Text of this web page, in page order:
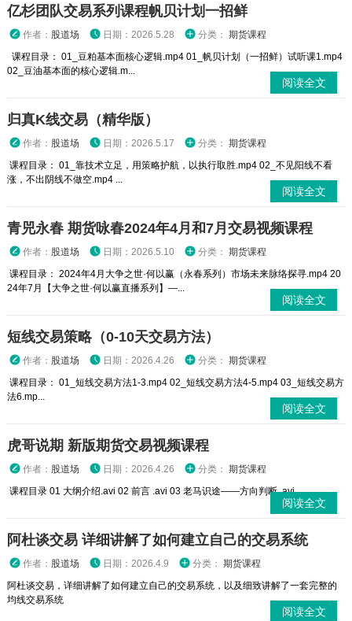
亿杉团队交易系列课程帆贝计划一招鲜
作者： 股道场 日期：2026.5.28 分类： 期货课程
课程目录： 01_豆粕基本面核心逻辑.mp4 01_帆贝计划（一招鲜）试听课1.mp4
02_豆油基本面的核心逻辑.m...
阅读全文
归真K线交易（精华版）
作者： 股道场 日期：2026.5.17 分类： 期货课程
课程目录： 01_靠技术立足，用策略护航，以执行取胜.mp4 02_不见阳线不看
涨，不出阴线不做空.mp4 ...
阅读全文
青兕永春 期货咏春2024年4月和7月交易视频课程
作者： 股道场 日期：2026.5.10 分类： 期货课程
课程目录： 2024年4月大争之世·何以赢（永春系列）市场未来脉络探寻.mp4 20
24年7月【大争之世·何以赢直播系列】—...
阅读全文
短线交易策略（0-10天交易方法）
作者： 股道场 日期：2026.4.26 分类： 期货课程
课程目录： 01_短线交易方法1-3.mp4 02_短线交易方法4-5.mp4 03_短线交易方
法6.mp...
阅读全文
虎哥说期 新版期货交易视频课程
作者： 股道场 日期：2026.4.26 分类： 期货课程
课程目录 01 大纲介绍.avi 02 前言 .avi 03 老马识途——方向判断 .avi ...
阅读全文
阿杜谈交易 详细讲解了如何建立自己的交易系统
作者： 股道场 日期：2026.4.9 分类： 期货课程
阿杜谈交易，详细讲解了如何建立自己的交易系统，以及细致讲解了一套完整的
均线交易系统
阅读全文